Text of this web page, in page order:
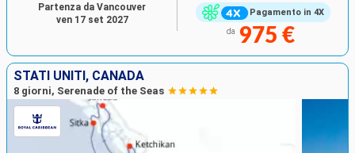
Pagamento in 4X
da 975 €
Partenza da Vancouver
ven 17 set 2027
STATI UNITI, CANADA
8 giorni, Serenade of the Seas